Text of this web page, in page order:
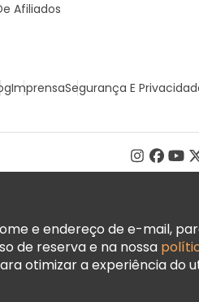
Afiliados
ImprensaSegurança E
e endereço de e-mail,
de reserva e na nossa
otimizar a experiência do